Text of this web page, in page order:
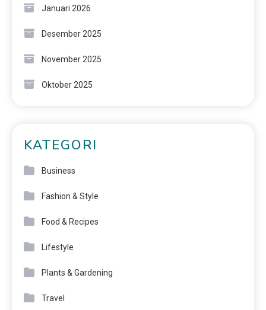
Januari 2026
Desember 2025
November 2025
Oktober 2025
KATEGORI
Business
Fashion & Style
Food & Recipes
Lifestyle
Plants & Gardening
Travel